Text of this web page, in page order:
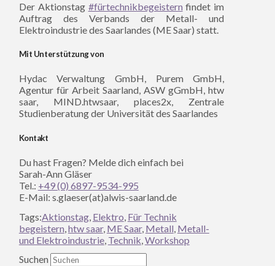
Der Aktionstag #fürtechnikbegeistern findet im
Auftrag des Verbands der Metall- und
Elektroindustrie des Saarlandes (ME Saar) statt.
Mit Unterstützung von
Hydac Verwaltung GmbH, Purem GmbH,
Agentur für Arbeit Saarland, ASW gGmbH, htw
saar, MIND.htwsaar, places2x, Zentrale
Studienberatung der Universität des Saarlandes
Kontakt
Du hast Fragen? Melde dich einfach bei
Sarah-Ann Gläser
Tel.: +49 (0) 6897-9534-995
E-Mail: s.glaeser(at)alwis-saarland.de
Tags:Aktionstag, Elektro Für Technik
begeistern htw saar, ME Saar, Metall Metall-
und Elektroindustrie, Technik Workshop
Suchen